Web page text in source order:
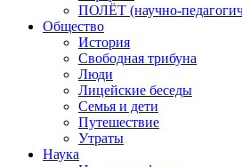
ПОЛЁТ (научно-
Общество
История
Свободная трибуна
Люди
Лицейские беседы
Семья и дети
Путешествие
Утраты
Наука